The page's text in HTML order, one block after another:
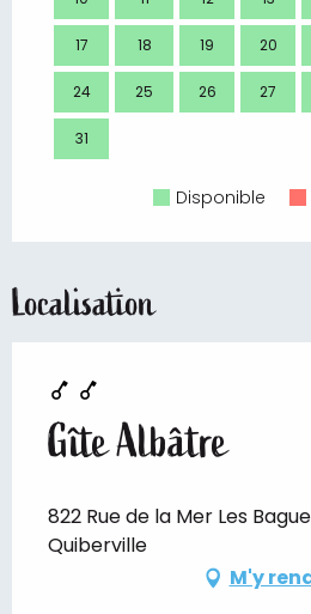
17 18 19 20
24 25 26 27
31
Disponible
Localisation
Gîte Albâtre
822 Rue de la Mer Les
Quiberville
M'y